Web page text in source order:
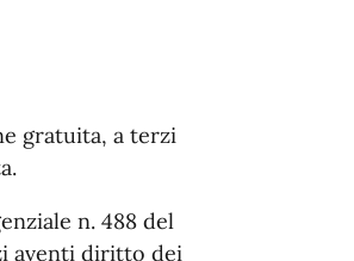
gratuita, a terzi
n. 488 del
aventi diritto dei